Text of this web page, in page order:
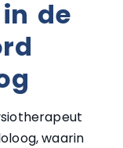
de
waarin